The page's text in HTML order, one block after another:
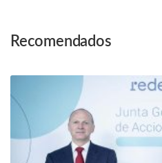
Post
Recomendados